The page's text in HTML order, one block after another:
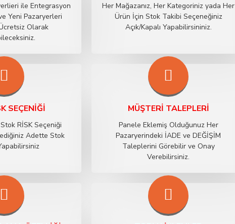
ile Entegrasyon
Yeni Pazaryerleri
Olarak
Her Mağazanız, Her Kategoriniz yada Her
Ürün İçin Stok Takibi Seçeneğiniz
Açık/Kapalı Yapabilirsininiz.
SEÇENIĞI
RİSK Seçeniği
Adette Stok
MÜŞTERI TALEPLERI
Panele Eklemiş Olduğunuz Her
Pazaryerindeki İADE ve DEĞİŞİM
Taleplerini Görebilir ve Onay
Verebilirsiniz.